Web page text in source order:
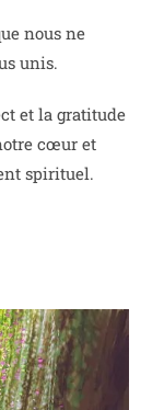
nous ne
unis.
et la gratitude
cœur et
spirituel.